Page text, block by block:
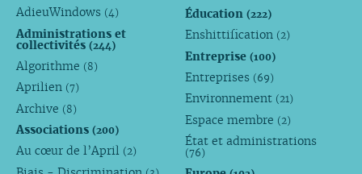
AdieuWindows (4)
Administrations et
collectivités (244)
Algorithme (8)
Aprilien (7)
Archive (8)
Associations (200)
Au cœur de l’April (2)
Éducation(222)
Enshittification (2)
Entreprise(100)
Entreprises (69)
Environnement (21)
Espace membre (2)
État et administrations
(76)